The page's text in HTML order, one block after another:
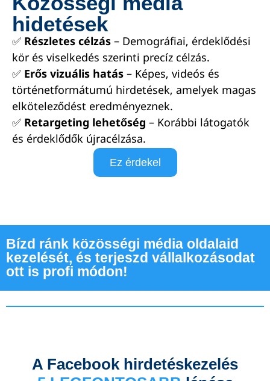
hidetések
✅ Részletes célzás – Demográfiai, érdeklődési
kör és viselkedés szerinti precíz célzás.
✅ Erős vizuális hatás – Képes, videós és
történetformátumú hirdetések, amelyek magas
elköteleződést eredményeznek.
✅ Retargeting lehetőség – Korábbi látogatók
és érdeklődők újracélzása.
Ez érdekel
Bízd ránk közösségi média oldalaid
kezelését, és terjeszd vállalkozásodat
ott is profi módon!
A Facebook hirdetéskezelés